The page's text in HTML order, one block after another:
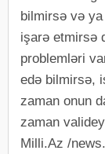
bilmirsə və
işarə etmirsə
problemləri
edə bilmirsə,
zaman onun
zaman
Milli.Az /